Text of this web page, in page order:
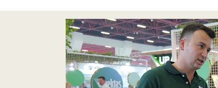
Pankobirlik
Et fiyatları
Tarım Bilgisi